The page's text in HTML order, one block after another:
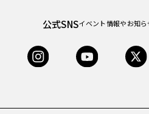
公式SNSイベント情報やお知